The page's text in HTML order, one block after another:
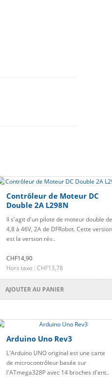
Contrôleur de Moteur DC
Double 2A L298N
Il s'agit d'un pilote de moteur double de
4,8 à 46V, 2A de DFRobot. Cette version
est la version rév..
CHF14,90
Hors taxe : CHF13,78
AJOUTER AU PANIER
Arduino Uno Rev3
L'Arduino UNO original est une carte
de microcontrôleur basée sur
l'ATmega328P avec 14 broches d'ent..